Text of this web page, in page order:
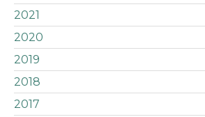
2021
2020
2019
2018
2017